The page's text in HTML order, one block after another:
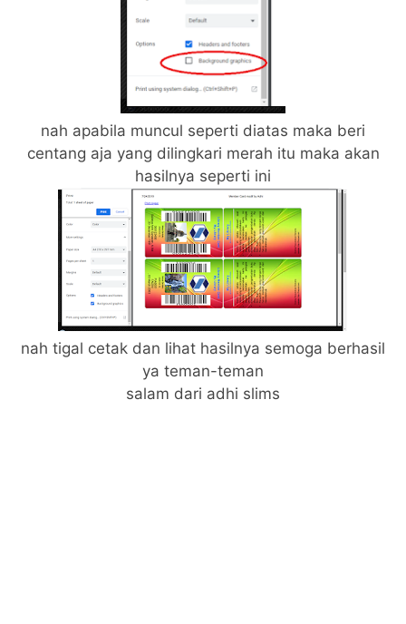
nah apabila muncul seperti diatas maka beri
centang aja yang dilingkari merah itu maka akan
hasilnya seperti ini
nah tigal cetak dan lihat hasilnya semoga berhasil
ya teman-teman
salam dari adhi slims